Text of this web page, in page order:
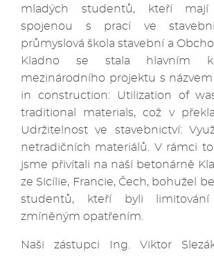
mladých studentů, kteří mají
spojenou s prací ve
průmyslová škola stavební a
Kladno se stala hlavním
mezinárodního projektu s
in construction: Utilization of
traditional materials, což v
Udržitelnost ve stavebnictví:
netradičních materiálů. V rámci
jsme přivítali na naší betonárně
ze Sicílie, Francie, Čech, bohužel
studentů, kteří byli
zmíněným opatřením.
Naši zástupci Ing. Viktor